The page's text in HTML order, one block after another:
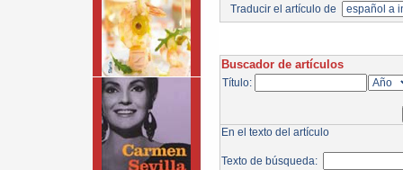
Traducir el artículo de
Buscador de artículos
Título:
En el texto del artículo
Texto de búsqueda: